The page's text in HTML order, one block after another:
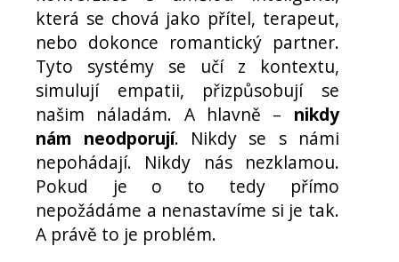
která se chová jako přítel, terapeut,
nebo dokonce romantický partner.
Tyto systémy se učí z kontextu,
simulují empatii, přizpůsobují se
našim náladám. A hlavně – nikdy
nám neodporují. Nikdy se s námi
nepohádají. Nikdy nás nezklamou.
Pokud je o to tedy přímo
nepožádáme a nenastavíme si je tak.
A právě to je problém.